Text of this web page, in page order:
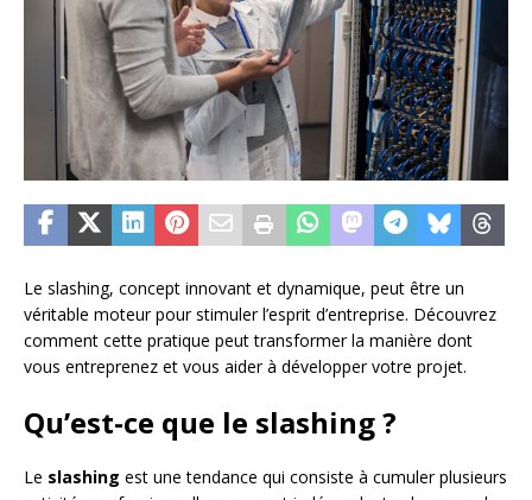
Le slashing, concept innovant et dynamique, peut être un
véritable moteur pour stimuler l’esprit d’entreprise. Découvrez
comment cette pratique peut transformer la manière dont
vous entreprenez et vous aider à développer votre projet.
Qu’est-ce que le slashing ?
Le slashing est une tendance qui consiste à cumuler plusieurs